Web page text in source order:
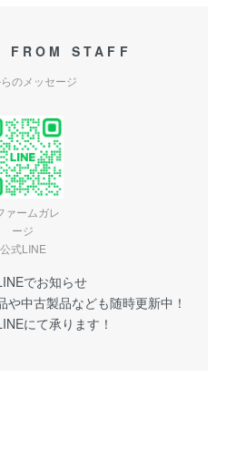
FROM STAFF
のメッセージ
ァームガレ
ージ
公式LINE
でお知らせ
や中古製品なども随時更新中！
にて承ります！